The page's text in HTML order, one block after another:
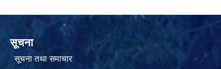
सूचना
सूचना तथा समाचार